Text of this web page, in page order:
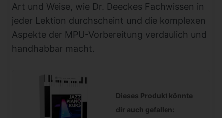
Art und Weise, wie Dr. Deeckes Fachwissen in
jeder Lektion durchscheint und die komplexen
Aspekte der MPU-Vorbereitung verdaulich und
handhabbar macht.
Dieses Produkt könnte
dir auch gefallen: